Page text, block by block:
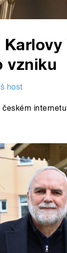
vzniku
host
českém internetu